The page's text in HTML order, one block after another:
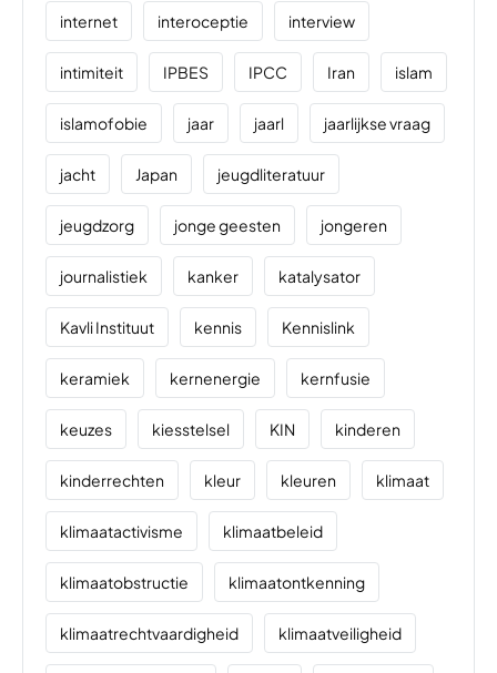
internet interoceptie interview
intimiteit IPBES IPCC Iran islam
islamofobie jaar jaarl jaarlijkse vraag
jacht Japan jeugdliteratuur
jeugdzorg jonge geesten jongeren
journalistiek kanker katalysator
Kavli Instituut kennis Kennislink
keramiek kernenergie kernfusie
keuzes kiesstelsel KIN kinderen
kinderrechten kleur kleuren klimaat
klimaatactivisme klimaatbeleid
klimaatobstructie klimaatontkenning
klimaatrechtvaardigheid klimaatveiligheid